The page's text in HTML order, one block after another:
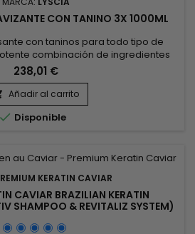
CON TANINO 3X 1000ML
con taninos para todo tipo de
combinación de ingredientes
recubrir y suavizar el cabello, al
El Alisado Tanino de Lyscia
incluye proteína de soja, reconocida
fortalecer la estructura del cabello
y...
238,01 €
Añadir al carrito
 Disponible
KERATIN CAVIAR
CAVIAR BRAZILIAN KERATIN
SHAMPOO & REVITALIZ SYSTEM)